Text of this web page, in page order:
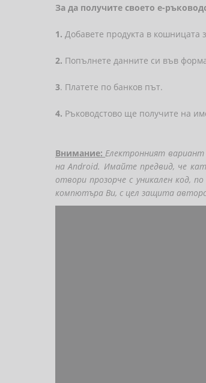
За да получите своето е-
1. Добавете продукта в кошницата
2. Попълнете данните си във
3. Платете по банков път.
4. Ръководстово ще получите на
Внимание: Електронният
на Android. Имайте предвид, че
отвори прозорче с уникален код,
компютъра Ви, с цел защита